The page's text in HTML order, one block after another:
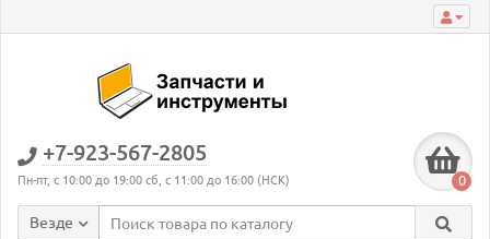
+7-923-567-2805
Пн-пт, с 10:00 до 19:00 сб, с 11:00 до 16:00 (НСК) 0
Везде